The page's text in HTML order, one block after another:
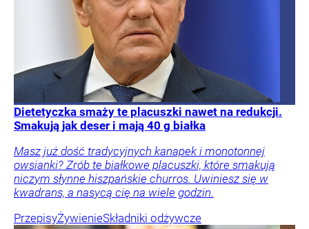
Dietetyczka smaży te placuszki nawet na redukcji.
Smakują jak deser i mają 40 g białka
Masz już dość tradycyjnych kanapek i monotonnej
owsianki? Zrób te białkowe placuszki, które smakują
niczym słynne hiszpańskie churros. Uwiniesz się w
kwadrans, a nasycą cię na wiele godzin.
PrzepisyŻywienieSkładniki odżywcze